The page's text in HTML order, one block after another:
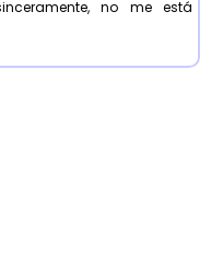
no me está